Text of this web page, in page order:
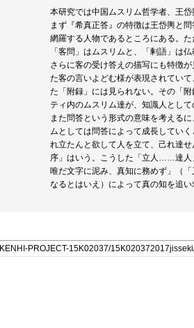
本研究では中国ムスリム哲学者、王
まず『希真正答』の特徴は王岱輿と
網羅する人物であるところにある。
「客問」はムスリムと、「剰語」は
さらに客の受け答えの描写にも特徴
た客の言いよどむ様が表現されてい
た「附録」には見られない。その「
ティ内のムスリム達が、知識人とし
また問答という形式の意味を考える
ムとしては問答によって成長してい
れ立たんと欲して人を立て、己れ達
序」はいう。こうした「立人……達人
唯だ文字に泥み、真知に務めず」（
なるとはいえ）によって真の知を追い